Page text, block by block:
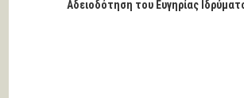
Αδειοδότηση του Ευγηρίας